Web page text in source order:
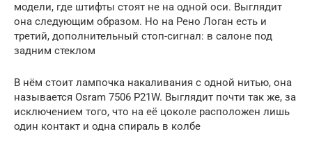
модели, где штифты стоят не на одной оси. Выглядит
она следующим образом. Но на Рено Логан есть и
третий, дополнительный стоп-сигнал: в салоне под
задним стеклом
В нём стоит лампочка накаливания с одной нитью, она
называется Osram 7506 P21W. Выглядит почти так же, за
исключением того, что на её цоколе расположен лишь
один контакт и одна спираль в колбе